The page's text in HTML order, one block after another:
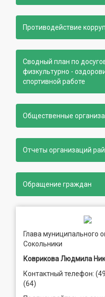
Противодействие
Сводный план по
физкультурно -
спортивной работе
Общественные
Отчеты организаций
Обращение граждан
Глава муниципального
Сокольники
Коврикова Людмила
Контактный телефон:
(64)